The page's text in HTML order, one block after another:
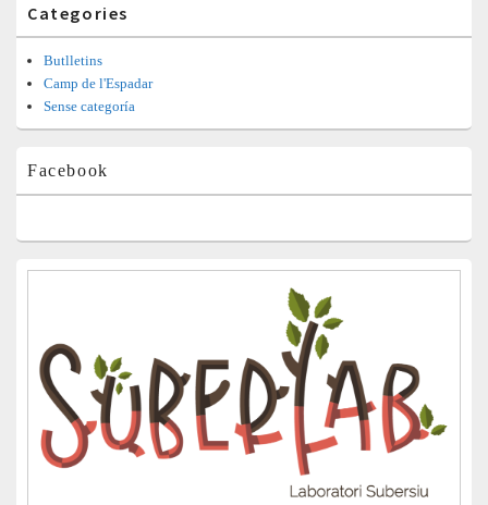
Categories
Butlletins
Camp de l'Espadar
Sense categoría
Facebook